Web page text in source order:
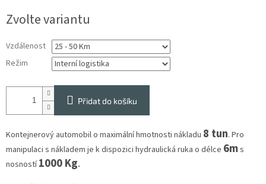
cena:
Zvolte variantu
Vzdálenost
Režim
Přidat do košíku
Kontejnerový automobil o maximální hmotnosti nákladu 8 tun. Pro
manipulaci s nákladem je k dispozici hydraulická ruka o délce 6ms
nosností 1000 Kg.